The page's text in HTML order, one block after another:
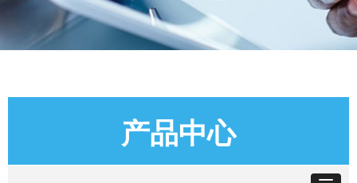
产品中心